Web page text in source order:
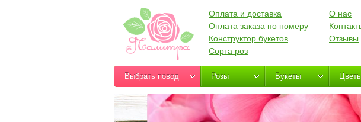
Оплата и доставка
Оплата заказа по номеру
Конструктор букетов
Сорта роз
О нас
Отзывы
Выбрать повод Розы Букеты